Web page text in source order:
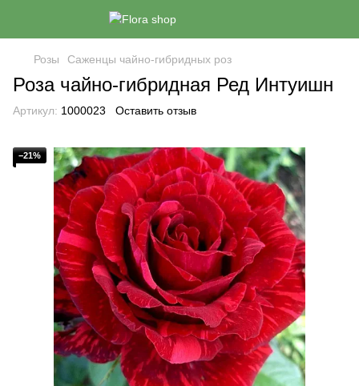
Розы Саженцы чайно-гибридных роз
Роза чайно-гибридная Ред Интуишн
Артикул: 1000023 Оставить отзыв
−21%